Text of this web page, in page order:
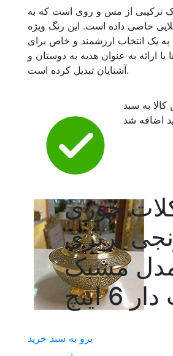
یک ترکیبی از مس و روی است که به
خاصی داده است. این رنگ ویژه
به یک انتخاب ارزشمند و خاص برای
یا ارائه به عنوان هدیه به دوستان و
آشنایان تبدیل کرده است.
کالا به سبد
خوری
برنزی
مدل مشبک
6 اینچ
برو به سبد خرید